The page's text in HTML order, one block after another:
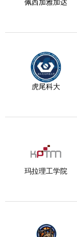
佩西加雅加达
虎尾科大
玛拉理工学院